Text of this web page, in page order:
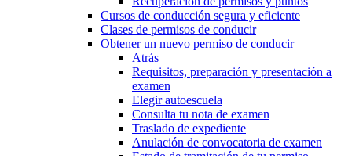
Cursos de conducción segura y eficiente
Clases de permisos de conducir
Obtener un nuevo permiso de conducir
Atrás
Requisitos, preparación y presentación a
examen
Elegir autoescuela
Consulta tu nota de examen
Traslado de expediente
Anulación de convocatoria de examen